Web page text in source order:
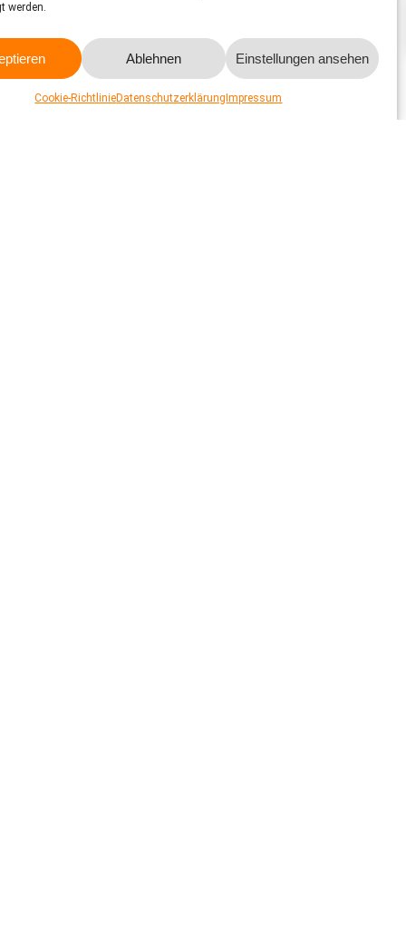
werden.
Ablehnen Einstellungen ansehen
Cookie-RichtlinieDatenschutzerklärung Impressum